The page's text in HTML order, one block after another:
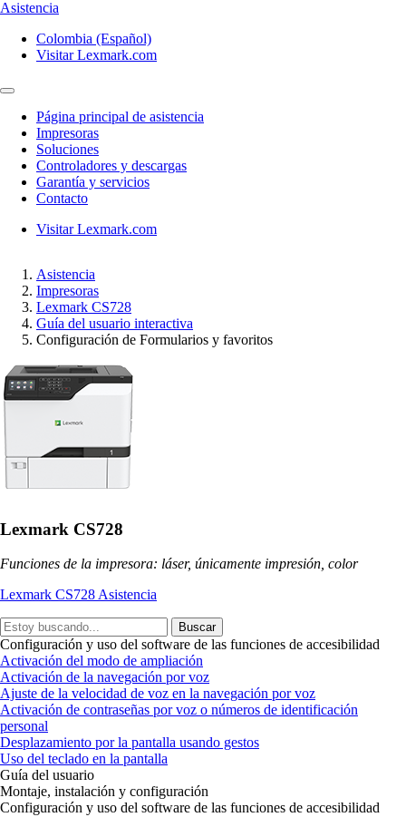
Asistencia
Colombia (Español)
Visitar Lexmark.com
Página principal de asistencia
Impresoras
Soluciones
Controladores y descargas
Garantía y servicios
Contacto
Visitar Lexmark.com
Asistencia
Impresoras
Lexmark CS728
Guía del usuario interactiva
Configuración de Formularios y favoritos
Lexmark CS728
Funciones de la impresora: láser, únicamente impresión, color
Lexmark CS728 Asistencia
Buscar
Configuración y uso del software de las funciones de accesibilidad
Activación del modo de ampliación
Activación de la navegación por voz
Ajuste de la velocidad de voz en la navegación por voz
Activación de contraseñas por voz o números de identificación
personal
Desplazamiento por la pantalla usando gestos
Uso del teclado en la pantalla
Guía del usuario
Montaje, instalación y configuración
Configuración y uso del software de las funciones de accesibilidad